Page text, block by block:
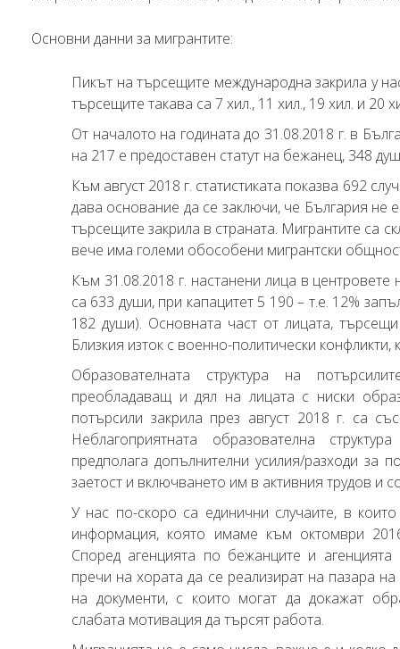
Основни данни за мигрантите:
Пикът на търсещите международна закрила у
търсещите такава са 7 хил., 11 хил., 19 хил. и 20
От началото на годината до 31.08.2018 г. в
на 217 е предоставен статут на бежанец, 348
Към август 2018 г. статистиката показва 692
дава основание да се заключи, че България не
търсещите закрила в страната. Мигрантите са
вече има големи обособени мигрантски
Към 31.08.2018 г. настанени лица в
са 633 души, при капацитет 5 190 – т.е. 12%
182 души). Основната част от лицата,
Близкия изток с военно-политически
Образователната структура на
преобладаващ и дял на лицата с ниски
потърсили закрила през август 2018 г. са
Неблагоприятната образователна
предполага допълнителни усилия/разходи за
заетост и включването им в активния трудов и
У нас по-скоро са единични случаите, в
информация, която имаме към октомври
Според агенцията по бежанците и
пречи на хората да се реализират на пазара
на документи, с които могат да докажат
слабата мотивация да търсят работа.